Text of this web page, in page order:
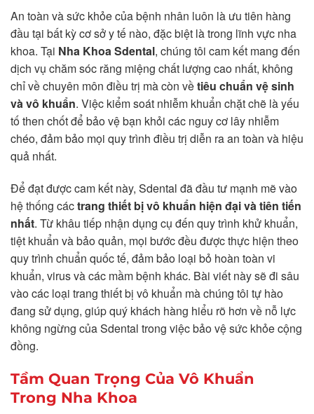
An toàn và sức khỏe của bệnh nhân luôn là ưu tiên hàng
đầu tại bất kỳ cơ sở y tế nào, đặc biệt là trong lĩnh vực nha
khoa. Tại Nha Khoa Sdental, chúng tôi cam kết mang đến
dịch vụ chăm sóc răng miệng chất lượng cao nhất, không
chỉ về chuyên môn điều trị mà còn vềtiêu chuẩn vệ sinh
và vô khuẩn. Việc kiểm soát nhiễm khuẩn chặt chẽ là yếu
tố then chốt để bảo vệ bạn khỏi các nguy cơ lây nhiễm
chéo, đảm bảo mọi quy trình điều trị diễn ra an toàn và hiệu
quả nhất.
Để đạt được cam kết này, Sdental đã đầu tư mạnh mẽ vào
hệ thống cáctrang thiết bị vô khuẩn hiện đại và tiên tiến
nhất. Từ khâu tiếp nhận dụng cụ đến quy trình khử khuẩn,
tiệt khuẩn và bảo quản, mọi bước đều được thực hiện theo
quy trình chuẩn quốc tế, đảm bảo loại bỏ hoàn toàn vi
khuẩn, virus và các mầm bệnh khác. Bài viết này sẽ đi sâu
vào các loại trang thiết bị vô khuẩn mà chúng tôi tự hào
đang sử dụng, giúp quý khách hàng hiểu rõ hơn về nỗ lực
không ngừng của Sdental trong việc bảo vệ sức khỏe cộng
đồng.
Tầm Quan Trọng Của Vô Khuẩn
Trong Nha Khoa